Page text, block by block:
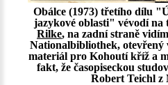
Obálce (1973) třetího dílu
jazykové oblasti" vévodí na
Rilke, na zadní straně
Nationalbibliothek, otevřený
materiál pro Kohoutí kříž a
fakt, že časopiseckou
Robert Teichl z